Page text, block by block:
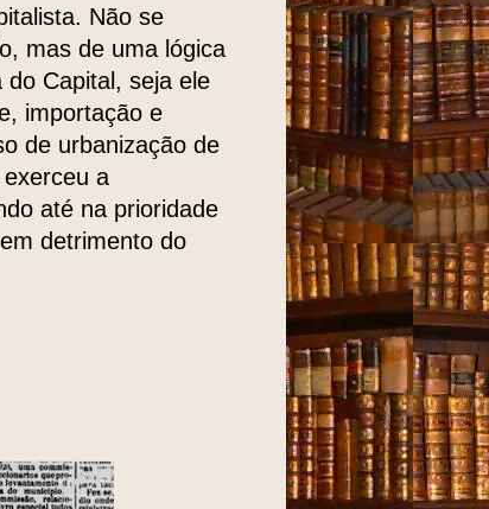
Não se
mas de uma lógica
Capital, seja ele
importação e
de urbanização de
a
até na prioridade
detrimento do